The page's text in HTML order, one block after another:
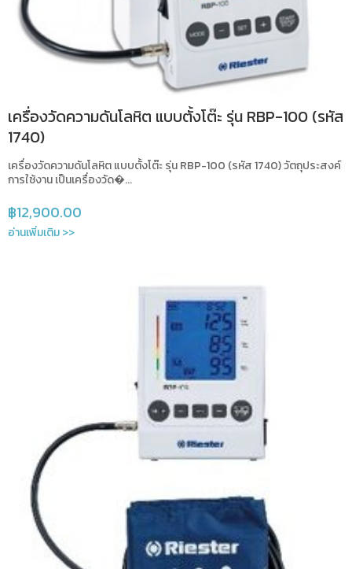
เครื่องวัดความดันโลหิต แบบตั้งโต๊ะ รุ่น RBP-100 (รหัส
1740)
เครื่องวัดความดันโลหิต แบบตั้งโต๊ะ รุ่น RBP-100 (รหัส 1740) วัตถุประสงค์
การใช้งาน เป็นเครื่องวัด�...
฿12,900.00
อ่านเพิ่มเติม >>